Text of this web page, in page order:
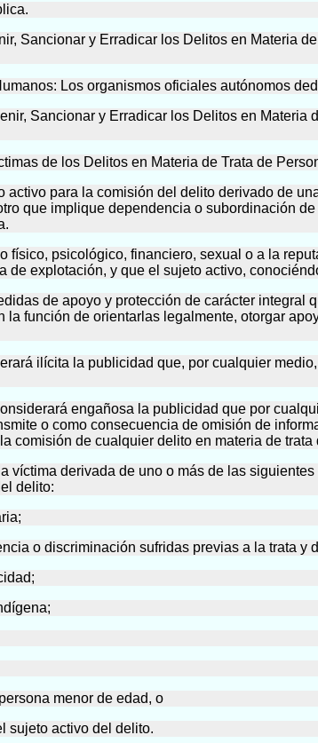
Sancionar y Erradicar los Delitos en Materia
Los organismos oficiales autónomos
Sancionar y Erradicar los Delitos en
de los Delitos en Materia de Trata de
para la comisión del delito derivado de
que implique dependencia o subordinación
físico, psicológico, financiero, sexual o a la
de explotación, y que el sujeto activo,
de apoyo y protección de carácter
función de orientarlas legalmente, otorgar
ilícita la publicidad que, por cualquier
engañosa la publicidad que por
o como consecuencia de omisión de
comisión de cualquier delito en materia de trata
víctima derivada de uno o más de las
delito:
o discriminación sufridas previas a la trata y
menor de edad, o
sujeto activo del delito.